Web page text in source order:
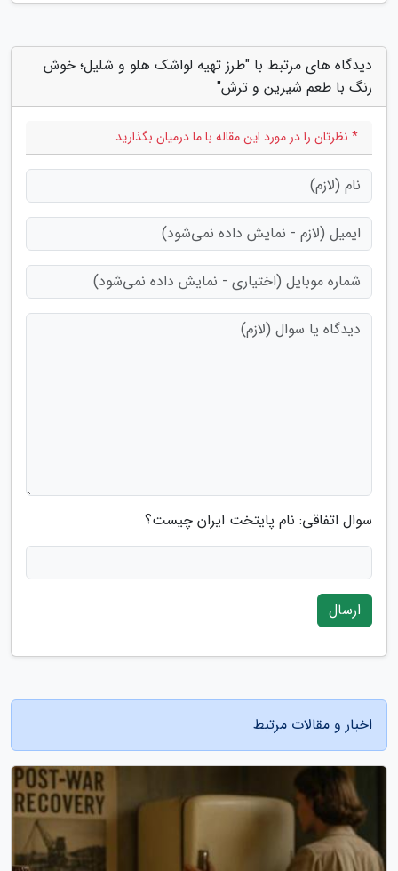
دیدگاه های مرتبط با "طرز تهیه لواشک هلو و شلیل؛ خوش
رنگ با طعم شیرین و ترش"
* نظرتان را در مورد این مقاله با ما درمیان بگذارید
سوال اتفاقی: نام پایتخت ایران چیست؟
ارسال
اخبار و مقالات مرتبط